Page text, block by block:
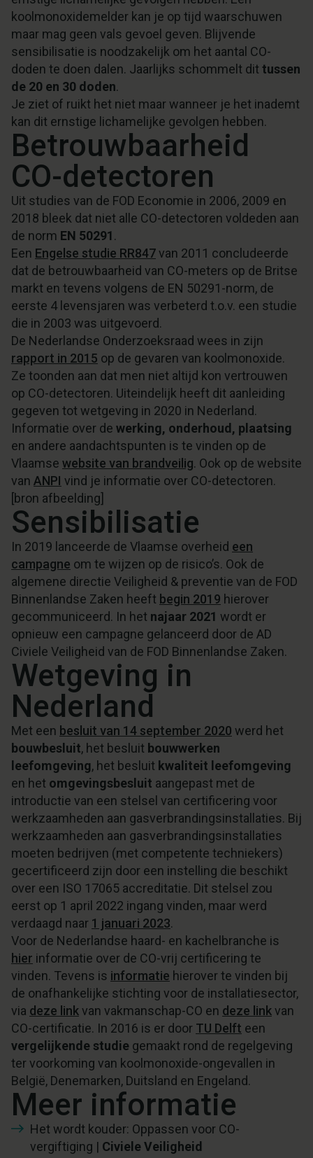
koolmonoxidemelder kan je op tijd waarschuwen
maar mag geen vals gevoel geven. Blijvende
sensibilisatie is noodzakelijk om het aantal CO-
doden te doen dalen. Jaarlijks schommelt dit tussen
de 20 en 30 doden.
Je ziet of ruikt het niet maar wanneer je het inademt
kan dit ernstige lichamelijke gevolgen hebben.
Betrouwbaarheid
CO-detectoren
Uit studies van de FOD Economie in 2006, 2009 en
2018 bleek dat niet alle CO-detectoren voldeden aan
de norm EN 50291.
Een Engelse studie RR847van 2011 concludeerde
dat de betrouwbaarheid van CO-meters op de Britse
markt en tevens volgens de EN 50291-norm, de
eerste 4 levensjaren was verbeterd t.o.v. een studie
die in 2003 was uitgevoerd.
De Nederlandse Onderzoeksraad wees in zijn
rapport in 2015 op de gevaren van koolmonoxide.
Ze toonden aan dat men niet altijd kon vertrouwen
op CO-detectoren. Uiteindelijk heeft dit aanleiding
gegeven tot wetgeving in 2020 in Nederland.
Informatie over de werking, onderhoud, plaatsing
en andere aandachtspunten is te vinden op de
Vlaamse website van brandveilig. Ook op de website
van ANPI vind je informatie over CO-detectoren.
bron afbeelding
Sensibilisatie
In 2019 lanceerde de Vlaamse overheid een
campagne om te wijzen op de risico’s. Ook de
algemene directie Veiligheid & preventie van de FOD
Binnenlandse Zaken heeft begin 2019 hierover
gecommuniceerd. In het najaar 2021 wordt er
opnieuw een campagne gelanceerd door de AD
Civiele Veiligheid van de FOD Binnenlandse Zaken.
Wetgeving in
Nederland
Met een besluit van 14 september 2020 werd het
bouwbesluit, het besluit bouwwerken
leefomgeving, het besluit kwaliteit leefomgeving
en het omgevingsbesluit aangepast met de
introductie van een stelsel van certificering voor
werkzaamheden aan gasverbrandingsinstallaties. Bij
werkzaamheden aan gasverbrandingsinstallaties
moeten bedrijven (met competente techniekers)
gecertificeerd zijn door een instelling die beschikt
over een ISO 17065 accreditatie. Dit stelsel zou
eerst op 1 april 2022 ingang vinden, maar werd
verdaagd naar 1 januari 2023.
Voor de Nederlandse haard- en kachelbranche is
hier informatie over de CO-vrij certificering te
vinden. Tevens is informatie hierover te vinden bij
de onafhankelijke stichting voor de installatiesector,
via deze linkvan vakmanschap-CO en deze linkvan
CO-certificatie. In 2016 is er door TU Delft een
vergelijkende studie gemaakt rond de regelgeving
ter voorkoming van koolmonoxide-ongevallen in
België, Denemarken, Duitsland en Engeland.
Meer informatie
Het wordt kouder: Oppassen voor CO-
vergiftiging | Civiele Veiligheid